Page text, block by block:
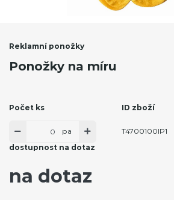
Reklamní ponožky
Ponožky na míru
Počet ks ID zboží
dostupnost na dotaz
pa T4700100IP1
na dotaz